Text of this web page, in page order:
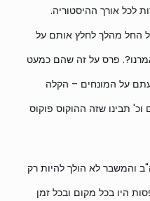
לכל אורך ההיסטוריה.
החל מהלך לחלץ אותם על
פרס על זה שהם כמעט
על המונחים – הקלה
תבינו שזה ההוקוס פוקוס
והמשבר לא הולך להיות רק
היו בכל מקום ובכל זמן